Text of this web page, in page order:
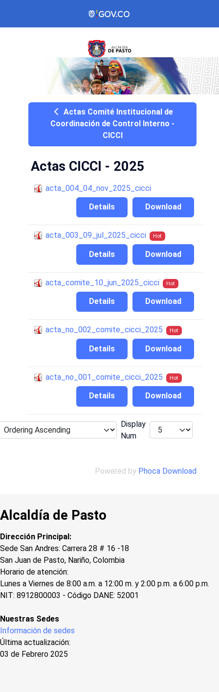
Actas Comité Institucional de
Coordinación de Control Interno -
CICCI
Actas CICCI - 2025
acta_004_04_nov_2025_cicci
Download
Details
acta_003_09_jul_2025_cicci Hot
Download
Details
acta_comite_10_jun_2025_cicci Hot
Download
Details
acta_no_002_comite_cicci_2025 Hot
Download
Details
acta_no_001_comite_cicci_2025 Hot
Download
Details
Display
Num
Powered by Phoca Download
Alcaldía de Pasto
Dirección Principal:
Sede San Andres: Carrera 28 # 16 -18
San Juan de Pasto, Nariño, Colombia
Horario de atención:
Lunes a Viernes de 8:00 a.m. a 12:00 m. y 2:00 p.m. a 6:00 p.m.
NIT: 8912800003 - Código DANE: 52001
Nuestras Sedes
Información de sedes
Última actualización:
03 de Febrero 2025